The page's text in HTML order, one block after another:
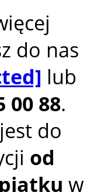
do nas
lub
00 88.
do
od
w